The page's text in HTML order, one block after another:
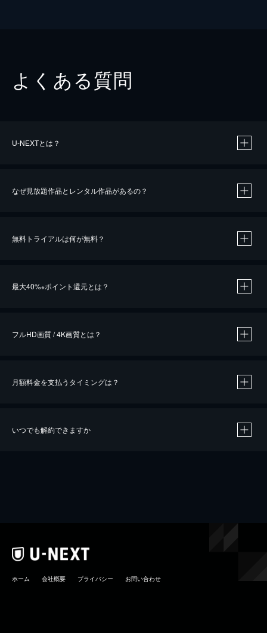
よくある質問
U-NEXTとは？
なぜ見放題作品とレンタル作品があるの？
無料トライアルは何が無料？
最大40%※ポイント還元とは？
※40％ポイント還元の対象は、クレジットカード決済による作品の購入 / レンタルです。
iOSアプリのUコイン決済による作品の購入 / レンタルは、20％のポイント還元です。
フルHD画質 / 4K画質とは？
月額料金を支払うタイミングは？
いつでも解約できますか
ホーム 会社概要 プライバシー お問い合わせ